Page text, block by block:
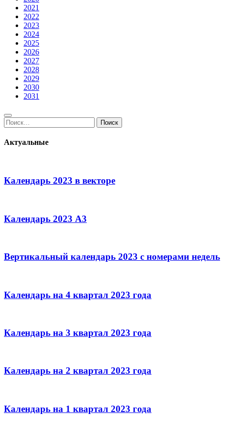
2021
2022
2023
2024
2025
2026
2027
2028
2029
2030
2031
Поиск:
Поиск
Актуальные
Календарь 2023 в векторе
Календарь 2023 А3
Вертикальный календарь 2023 с номерами недель
Календарь на 4 квартал 2023 года
Календарь на 3 квартал 2023 года
Календарь на 2 квартал 2023 года
Календарь на 1 квартал 2023 года